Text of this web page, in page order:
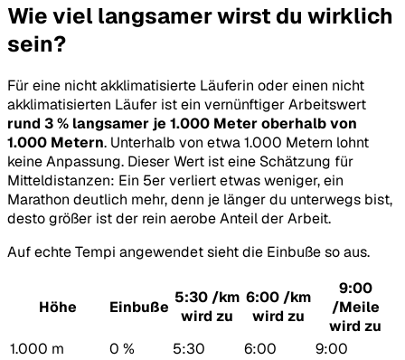
Wie viel langsamer wirst du wirklich
sein?
Für eine nicht akklimatisierte Läuferin oder einen nicht
akklimatisierten Läufer ist ein vernünftiger Arbeitswert
rund 3 % langsamer je 1.000 Meter oberhalb von
1.000 Metern. Unterhalb von etwa 1.000 Metern lohnt
keine Anpassung. Dieser Wert ist eine Schätzung für
Mitteldistanzen: Ein 5er verliert etwas weniger, ein
Marathon deutlich mehr, denn je länger du unterwegs bist,
desto größer ist der rein aerobe Anteil der Arbeit.
Auf echte Tempi angewendet sieht die Einbuße so aus.
Höhe Einbuße
5:30 /km
wird zu
6:00 /km
wird zu
9:00
/Meile
wird zu
1.000 m
0 % 5:30 6:00
9:00